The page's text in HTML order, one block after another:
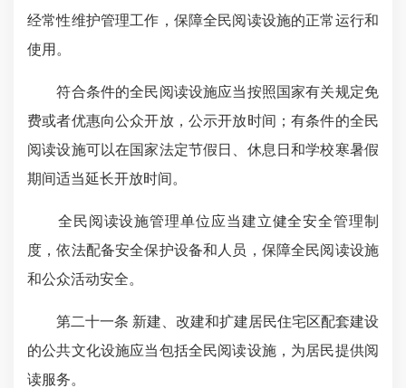
经常性维护管理工作，保障全民阅读设施的正常运行和
使用。
符合条件的全民阅读设施应当按照国家有关规定免
费或者优惠向公众开放，公示开放时间；有条件的全民
阅读设施可以在国家法定节假日、休息日和学校寒暑假
期间适当延长开放时间。
全民阅读设施管理单位应当建立健全安全管理制
度，依法配备安全保护设备和人员，保障全民阅读设施
和公众活动安全。
第二十一条 新建、改建和扩建居民住宅区配套建设
的公共文化设施应当包括全民阅读设施，为居民提供阅
读服务。